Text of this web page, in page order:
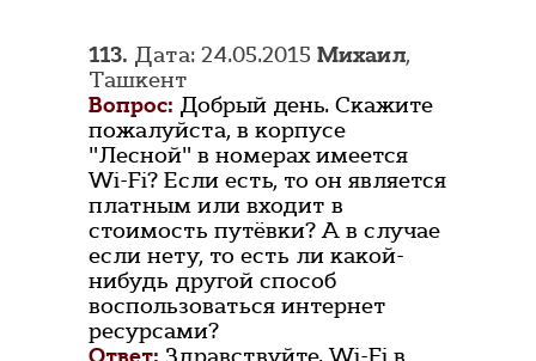
113. Дата: 24.05.2015 Михаил,
Ташкент
Вопрос: Добрый день. Скажите
пожалуйста, в корпусе
"Лесной" в номерах имеется
Wi-Fi? Если есть, то он является
платным или входит в
стоимость путёвки? А в случае
если нету, то есть ли какой-
нибудь другой способ
воспользоваться интернет
ресурсами?